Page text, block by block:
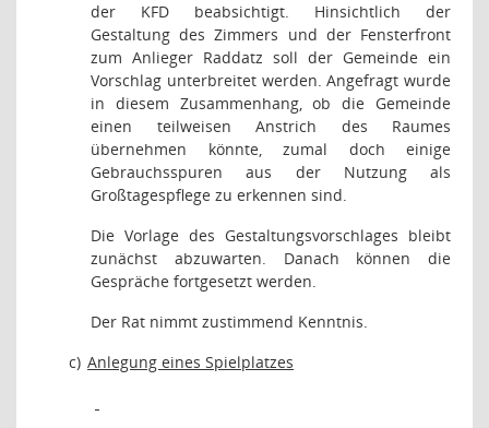
der KFD beabsichtigt. Hinsichtlich der
Gestaltung des Zimmers und der Fensterfront
zum Anlieger Raddatz soll der Gemeinde ein
Vorschlag unterbreitet werden. Angefragt wurde
in diesem Zusammenhang, ob die Gemeinde
einen teilweisen Anstrich des Raumes
übernehmen könnte, zumal doch einige
Gebrauchsspuren aus der Nutzung als
Großtagespflege zu erkennen sind.
Die Vorlage des Gestaltungsvorschlages bleibt
zunächst abzuwarten. Danach können die
Gespräche fortgesetzt werden.
Der Rat nimmt zustimmend Kenntnis.
c) Anlegung eines Spielplatzes